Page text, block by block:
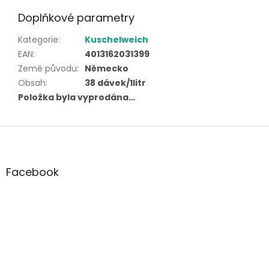
Doplňkové parametry
Kategorie:
Kuschelweich
EAN:
4013162031399
Země původu: Německo
Obsah:
38 dávek/1litr
Položka byla vyprodána…
Z
aFacebook